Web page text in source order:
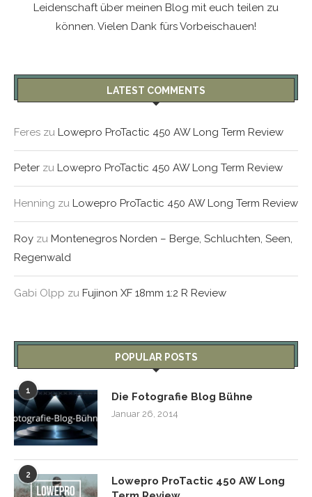
Leidenschaft über meinen Blog mit euch teilen zu
können. Vielen Dank fürs Vorbeischauen!
LATEST COMMENTS
Feres zu Lowepro ProTactic 450 AW Long Term Review
Peter zu Lowepro ProTactic 450 AW Long Term Review
Henning zu Lowepro ProTactic 450 AW Long Term Review
Roy zu Montenegros Norden – Berge, Schluchten, Seen,
Regenwald
Gabi Olpp zu Fujinon XF 18mm 1:2 R Review
POPULAR POSTS
1 Die Fotografie Blog Bühne
Januar 26, 2014
2
Lowepro ProTactic 450 AW Long